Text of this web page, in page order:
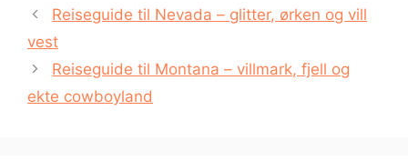
Reiseguide til Nevada – glitter, ørken og vill
vest
Reiseguide til Montana – villmark, fjell og
ekte cowboyland